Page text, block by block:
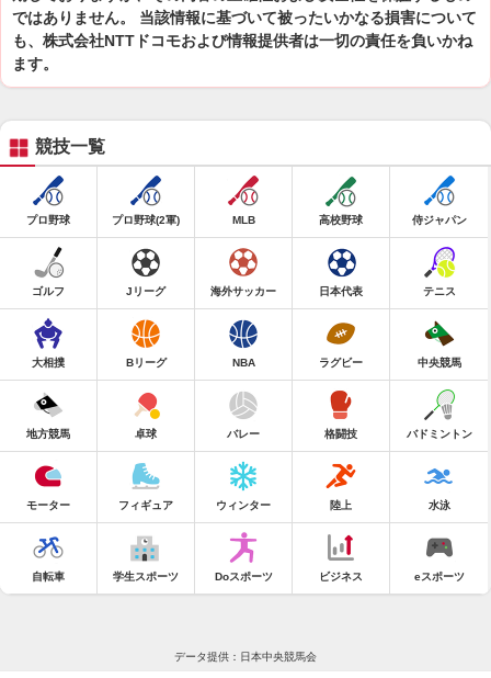
ではありません。 当該情報に基づいて被ったいかなる損害について
も、株式会社NTTドコモおよび情報提供者は一切の責任を負いかね
ます。
競技一覧
プロ野球 プロ野球(2軍) MLB 高校野球 侍ジャパン
ゴルフ Jリーグ 海外サッカー 日本代表 テニス
大相撲 Bリーグ NBA ラグビー 中央競馬
地方競馬 卓球 バレー 格闘技 バドミントン
モーター フィギュア ウィンター 陸上 水泳
自転車 学生スポーツ Doスポーツ ビジネス eスポーツ
データ提供：日本中央競馬会